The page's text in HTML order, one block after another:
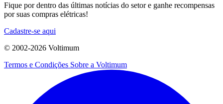
Fique por dentro das últimas notícias do setor e ganhe recompensas
por suas compras elétricas!
Cadastre-se aqui
© 2002-2026 Voltimum
Termos e Condições Sobre a Voltimum